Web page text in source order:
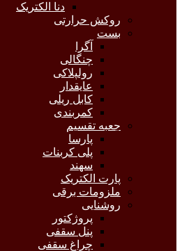
دنا الکتریک
روکش حرارتی
بست
آگرا
چنگالی
رولپلاکی
عایقدار
کابل ریلی
کمربندی
جعبه تقسیم
پارسا
پلی کربنات
سهند
پارت الکتریک
ملزومات برقی
روشنایی
پروژکتور
پنل سقفی
چراغ سقفی